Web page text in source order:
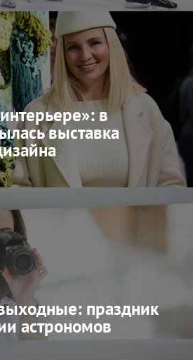
в
выставка
праздник
астрономов